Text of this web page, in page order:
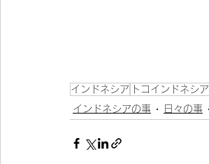
インドネシア トコインドネシア
インドネシアの事
日々の事